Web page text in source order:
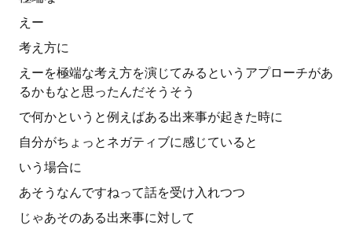
えー
考え方に
えーを極端な考え方を演じてみるというアプローチがあ
るかもなと思ったんだそうそう
で何かというと例えばある出来事が起きた時に
自分がちょっとネガティブに感じていると
いう場合に
あそうなんですねって話を受け入れつつ
じゃあそのある出来事に対して